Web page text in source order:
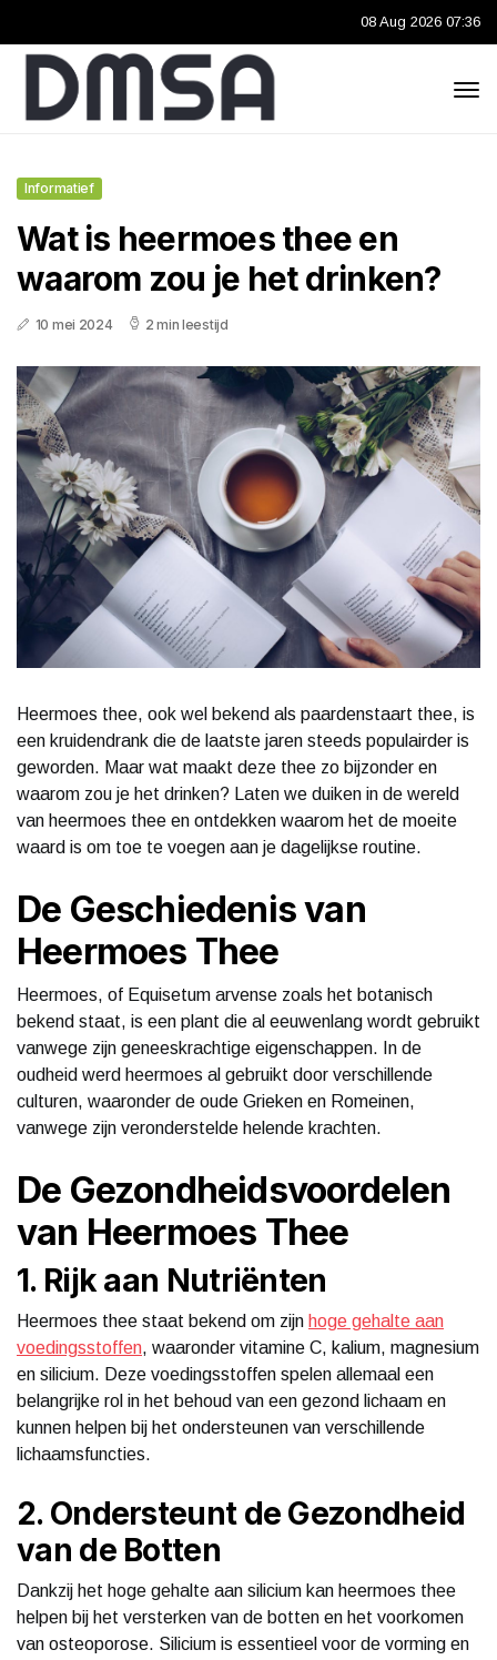
08 Aug 2026 07:36
Informatief
Wat is heermoes thee en
waarom zou je het drinken?
10 mei 2024 2 min leestijd
Heermoes thee, ook wel bekend als paardenstaart thee, is
een kruidendrank die de laatste jaren steeds populairder is
geworden. Maar wat maakt deze thee zo bijzonder en
waarom zou je het drinken? Laten we duiken in de wereld
van heermoes thee en ontdekken waarom het de moeite
waard is om toe te voegen aan je dagelijkse routine.
De Geschiedenis van
Heermoes Thee
Heermoes, of Equisetum arvense zoals het botanisch
bekend staat, is een plant die al eeuwenlang wordt gebruikt
vanwege zijn geneeskrachtige eigenschappen. In de
oudheid werd heermoes al gebruikt door verschillende
culturen, waaronder de oude Grieken en Romeinen,
vanwege zijn veronderstelde helende krachten.
De Gezondheidsvoordelen
van Heermoes Thee
1. Rijk aan Nutriënten
Heermoes thee staat bekend om zijn hoge gehalte aan
voedingsstoffen, waaronder vitamine C, kalium, magnesium
en silicium. Deze voedingsstoffen spelen allemaal een
belangrijke rol in het behoud van een gezond lichaam en
kunnen helpen bij het ondersteunen van verschillende
lichaamsfuncties.
2. Ondersteunt de Gezondheid
van de Botten
Dankzij het hoge gehalte aan silicium kan heermoes thee
helpen bij het versterken van de botten en het voorkomen
van osteoporose. Silicium is essentieel voor de vorming en